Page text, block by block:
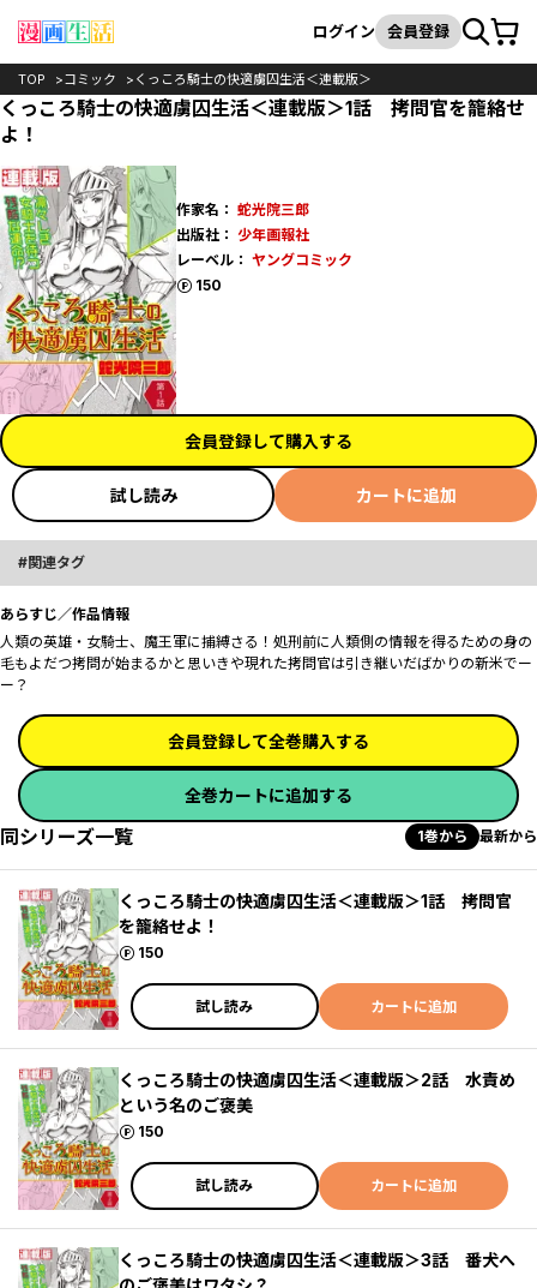
検索
ログイン 会員登録カート
TOP コミック くっころ騎士の快適虜囚生活＜連載版＞
くっころ騎士の快適虜囚生活＜連載版＞1話 拷問官を籠絡せ
よ！
作家名： 蛇光院三郎
出版社： 少年画報社
レーベル： ヤングコミック
150
ポイント
会員登録して購入する
試し読み カートに追加
関連タグ
あらすじ／作品情報
人類の英雄・女騎士、魔王軍に捕縛さる！処刑前に人類側の情報を得るための身の
毛もよだつ拷問が始まるかと思いきや現れた拷問官は引き継いだばかりの新米でー
ー？
会員登録して全巻購入する
全巻カートに追加する
同シリーズ一覧 1巻から 最新から
くっころ騎士の快適虜囚生活＜連載版＞1話 拷問官
を籠絡せよ！
150
ポイント
試し読み カートに追加
くっころ騎士の快適虜囚生活＜連載版＞2話 水責め
という名のご褒美
150
ポイント
試し読み カートに追加
くっころ騎士の快適虜囚生活＜連載版＞3話 番犬へ